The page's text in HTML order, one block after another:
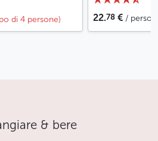
di 4 persone) 22.78 € /
& bere